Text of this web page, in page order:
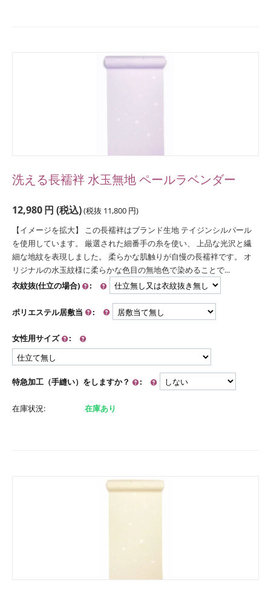
洗える長襦袢 水玉無地 ペールラベンダー
12,980円 (税込)(税抜 11,800 円)
【イメージを拡大】 この長襦袢はブランド生地 テイジンシルパール
を使用しています。 厳選された細番手の糸を使い、 上品な光沢と繊
細な地紋を表現しました。 柔らかな肌触りが自慢の長襦袢です。 オ
リジナルの水玉紋様に柔らかな色目の無地色で染めることで...
衣紋抜(仕立の場合)
:
ポリエステル居敷当 :
女性用サイズ :
特急加工（手縫い）をしますか？ :
在庫状況: 在庫あり